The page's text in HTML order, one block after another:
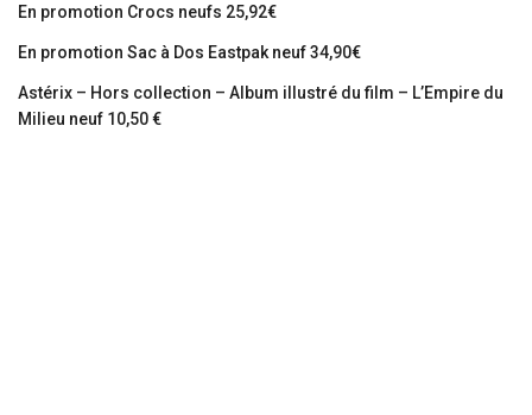
En promotion Crocs neufs 25,92€
En promotion Sac à Dos Eastpak neuf 34,90€
Astérix – Hors collection – Album illustré du film – L’Empire du
Milieu neuf 10,50 €